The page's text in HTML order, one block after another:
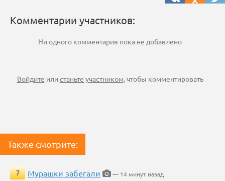
Комментарии участников:
Ни одного комментария пока не добавлено
Войдите илистаньте участником, чтобы комментировать
Также смотрите:
7 Мурашки забегали
— 14 минут назад